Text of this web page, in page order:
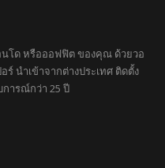
โด หรือออฟฟิต ของคุณ ด้วยวอ
ร์ นำเข้าจากต่างประเทศ ติดตั้ง
ารณ์กว่า 25 ปี